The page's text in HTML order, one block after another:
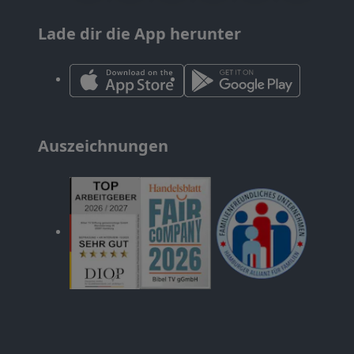
Lade dir die App herunter
Auszeichnungen